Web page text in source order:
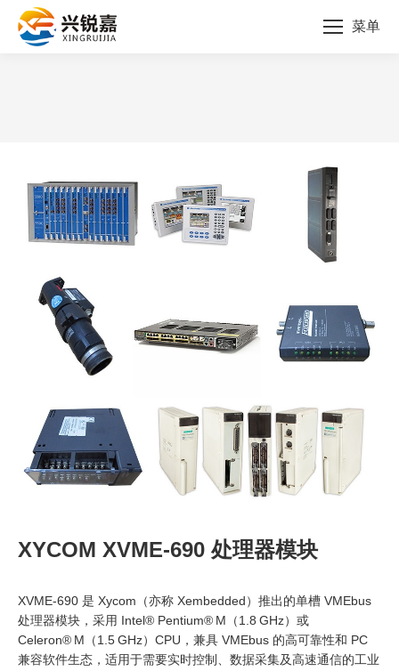
菜单
XYCOM XVME-690 处理器模块
XVME‑690 是 Xycom（亦称 Xembedded）推出的单槽 VMEbus
处理器模块，采用 Intel® Pentium® M（1.8 GHz）或
Celeron® M（1.5 GHz）CPU，兼具 VMEbus 的高可靠性和 PC
兼容软件生态，适用于需要实时控制、数据采集及高速通信的工业